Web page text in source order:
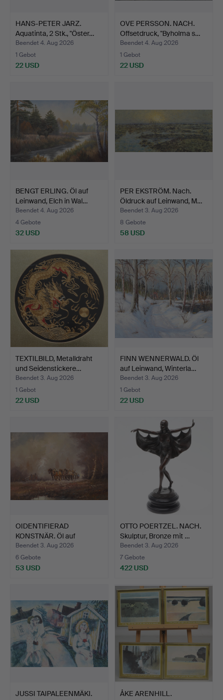
HANS-PETER JARZ.
Aquatinta, 2 Stk., "Öster…
Beendet 4. Aug 2026
1 Gebot
22 USD
OVE PERSSON. NACH.
Offsetdruck, "Byholma s…
Beendet 4. Aug 2026
1 Gebot
22 USD
BENGT ERLING. Öl auf
Leinwand, Elch in Wal…
Beendet 4. Aug 2026
4 Gebote
32 USD
PER EKSTRÖM. Nach.
Öldruck auf Leinwand, M…
Beendet 3. Aug 2026
8 Gebote
58 USD
TEXTILBILD, Metalldraht
und Seidenstickere…
Beendet 3. Aug 2026
1 Gebot
22 USD
FINN WENNERWALD. Öl
auf Leinwand, Winterla…
Beendet 3. Aug 2026
1 Gebot
22 USD
OIDENTIFIERAD
KONSTNÄR. Öl auf
aufgespannt…
Beendet 3. Aug 2026
6 Gebote
53 USD
OTTO POERTZEL. NACH.
Skulptur, Bronze mit …
Beendet 3. Aug 2026
7 Gebote
422 USD
JUSSI TAIPALEENMÄKI.
ÅKE ARENHILL.